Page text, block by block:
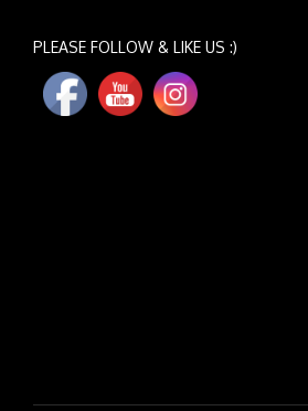
PLEASE FOLLOW & LIKE US :)